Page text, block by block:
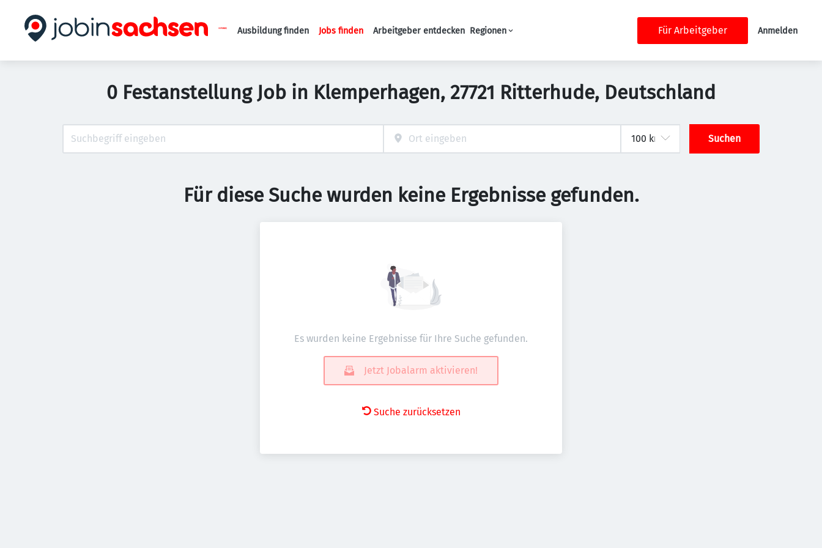
Haupt-Navigation
Ausbildung finden Jobs finden Arbeitgeber entdecken Regionen Für Arbeitgeber Anmelden
0 Festanstellung Job in Klemperhagen, 27721 Ritterhude, Deutschland
Suchen
Für diese Suche wurden keine Ergebnisse gefunden.
Es wurden keine Ergebnisse für Ihre Suche gefunden.
Jetzt Jobalarm aktivieren!
Suche zurücksetzen